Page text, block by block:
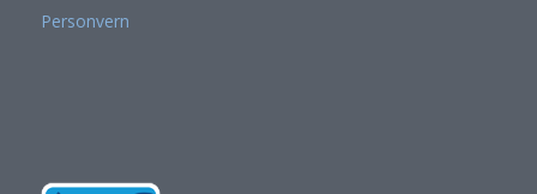
Personvern